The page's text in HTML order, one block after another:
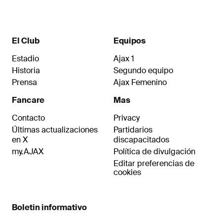
El Club
Estadio
Historia
Prensa
Fancare
Contacto
Últimas actualizaciones
en X
my.AJAX
Equipos
Ajax 1
Segundo equipo
Ajax Femenino
Mas
Privacy
Partidarios
discapacitados
Política de divulgación
Editar preferencias de
cookies
Boletin informativo